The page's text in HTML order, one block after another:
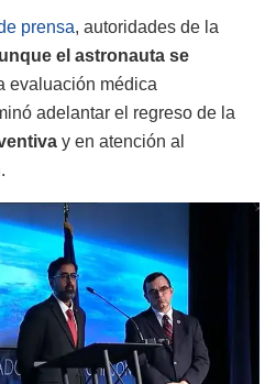
prensa, autoridades de la
el astronauta se
evaluación médica
adelantar el regreso de la
y en atención al